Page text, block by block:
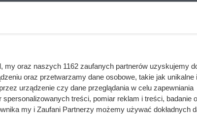
my oraz naszych 1162 zaufanych partnerów uzyskujemy
oraz przetwarzamy dane osobowe, takie jak unikalne
urządzenie czy dane przeglądania w celu zapewniania
treści, pomiar reklam i treści, badanie
my i Zaufani Partnerzy możemy używać dokładnych